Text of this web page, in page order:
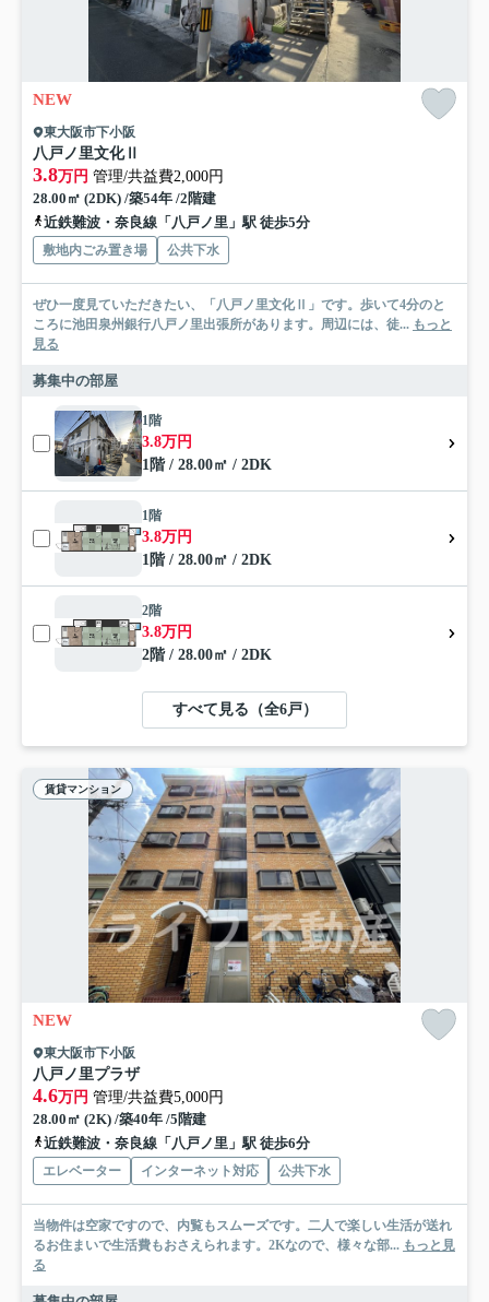
NEW
東大阪市下小阪
八戸ノ里文化Ⅱ
3.8万円 管理/共益費2,000円
28.00㎡ (2DK) /築54年 /2階建
近鉄難波・奈良線「八戸ノ里」駅 徒歩5分
敷地内ごみ置き場 公共下水
ぜひ一度見ていただきたい、「八戸ノ里文化Ⅱ」です。歩いて4分のと
ころに池田泉州銀行八戸ノ里出張所があります。周辺には、徒... もっと
見る
募集中の部屋
1階
3.8万円
1階 / 28.00㎡ / 2DK
1階
3.8万円
1階 / 28.00㎡ / 2DK
2階
3.8万円
2階 / 28.00㎡ / 2DK
すべて見る（全6戸）
賃貸マンション
NEW
東大阪市下小阪
八戸ノ里プラザ
4.6万円 管理/共益費5,000円
28.00㎡ (2K) /築40年 /5階建
近鉄難波・奈良線「八戸ノ里」駅 徒歩6分
エレベーター インターネット対応 公共下水
当物件は空家ですので、内覧もスムーズです。二人で楽しい生活が送れ
るお住まいで生活費もおさえられます。2Kなので、様々な部... もっと見
る